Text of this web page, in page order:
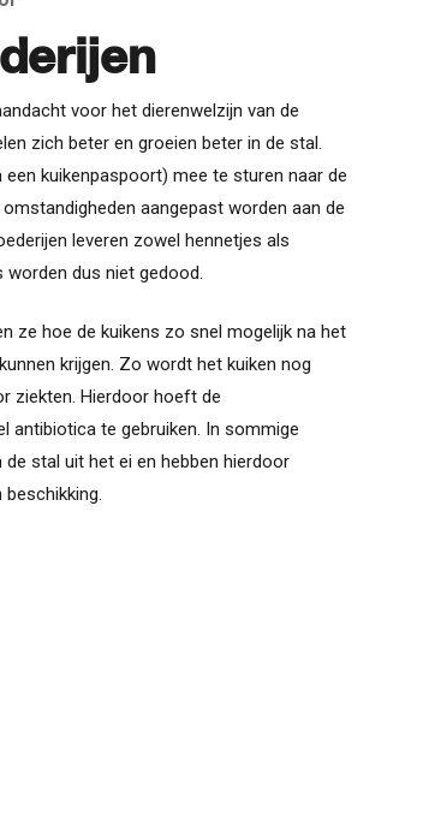
voor het dierenwelzijn van de
zich beter en groeien beter in de stal.
kuikenpaspoort) mee te sturen naar de
aangepast worden aan de
leveren zowel hennetjes als
worden dus niet gedood.
ze hoe de kuikens zo snel mogelijk na het
krijgen. Zo wordt het kuiken nog
ziekten. Hierdoor hoeft de
antibiotica te gebruiken. In sommige
de stal uit het ei en hebben hierdoor